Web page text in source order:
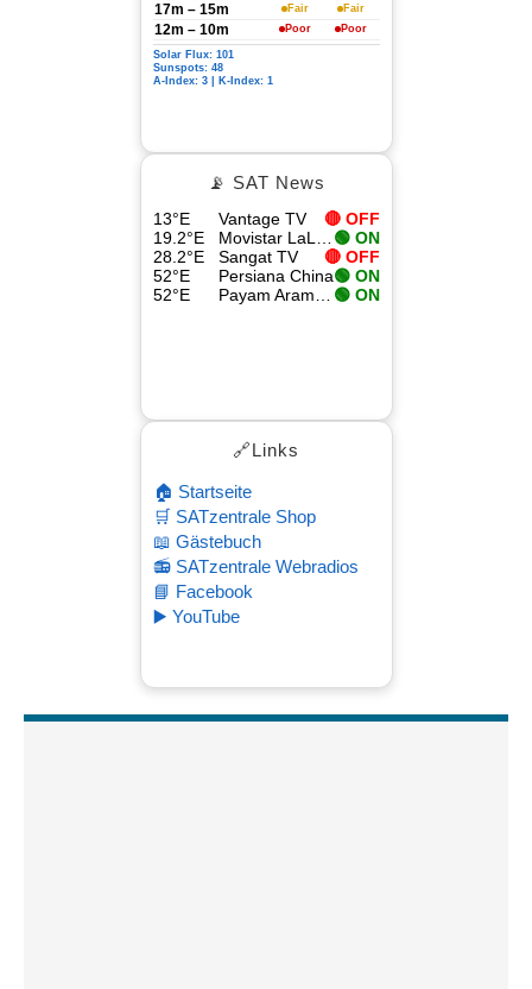
17m – 15m Fair Fair
12m – 10m Poor Poor
Solar Flux: 101
Sunspots: 48
A-Index: 3 | K-Index: 1
📡 SAT News
13°E Vantage TV
🔴 OFF
19.2°E
Movistar LaLiga 4🟢 ON
28.2°E
Sangat TV
🔴 OFF
52°E
Persiana China🟢 ON
52°E
Payam Aramesh HD 🟢 ON
🔗Links
🏠 Startseite
🛒 SATzentrale Shop
📖 Gästebuch
📻 SATzentrale Webradios
📘 Facebook
▶️ YouTube